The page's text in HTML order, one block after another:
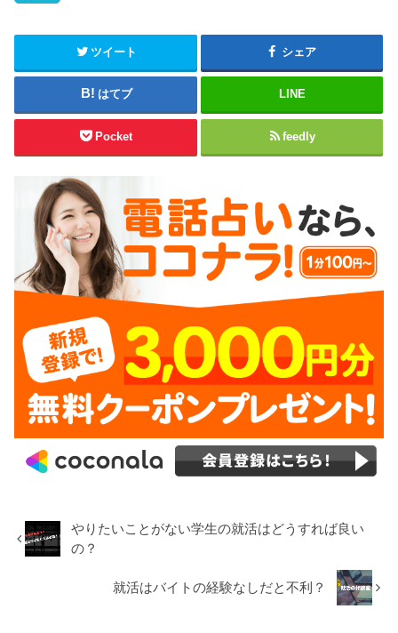
ツイート シェア
はてブ LINE
Pocket feedly
やりたいことがない学生の就活はどうすれば良い
の？
就活はバイトの経験なしだと不利？